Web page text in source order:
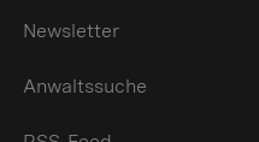
Newsletter
Anwaltssuche